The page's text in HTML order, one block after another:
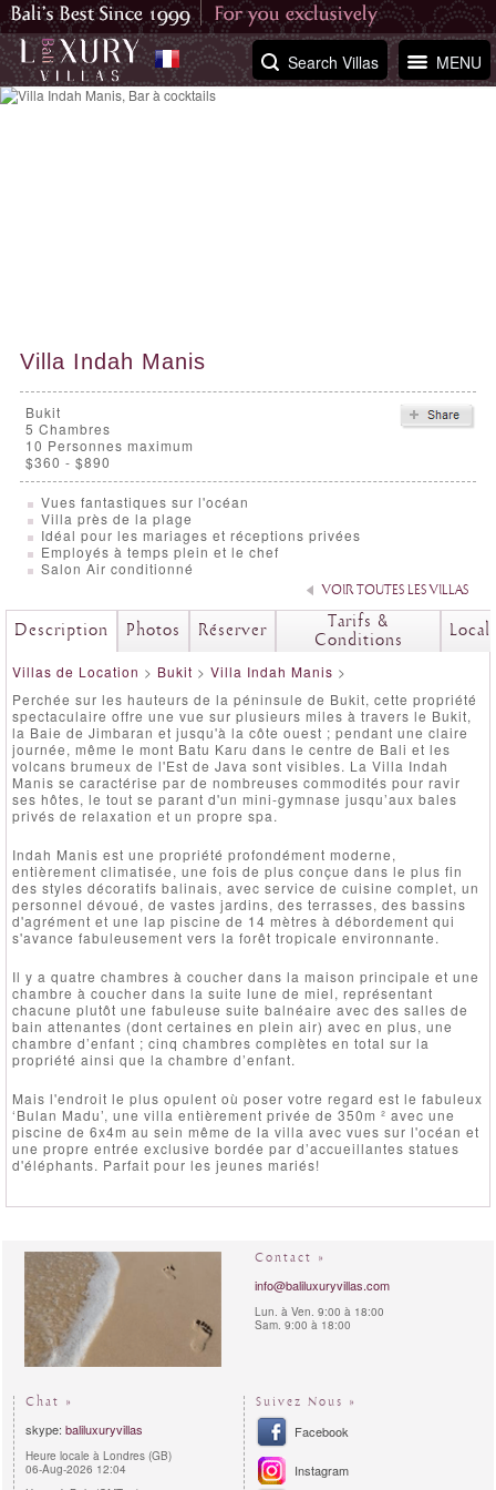
MENU
Search Villas
Villa Indah Manis
Bukit
5 Chambres
10 Personnes maximum
$360 - $890
Vues fantastiques sur l'océan
Villa près de la plage
Idéal pour les mariages et réceptions privées
Employés à temps plein et le chef
Salon Air conditionné
VOIR TOUTES LES VILLAS
Description Photos Réserver
Tarifs &
Conditions
Villas de Location > Bukit > Villa Indah Manis >
Perchée sur les hauteurs de la péninsule de Bukit, cette propriété
spectaculaire offre une vue sur plusieurs miles à travers le Bukit,
la Baie de Jimbaran et jusqu'à la côte ouest ; pendant une claire
journée, même le mont Batu Karu dans le centre de Bali et les
volcans brumeux de l'Est de Java sont visibles. La Villa Indah
Manis se caractérise par de nombreuses commodités pour ravir
ses hôtes, le tout se parant d'un mini-gymnase jusqu’aux bales
privés de relaxation et un propre spa.
Indah Manis est une propriété profondément moderne,
entièrement climatisée, une fois de plus conçue dans le plus fin
des styles décoratifs balinais, avec service de cuisine complet, un
personnel dévoué, de vastes jardins, des terrasses, des bassins
d'agrément et une lap piscine de 14 mètres à débordement qui
s'avance fabuleusement vers la forêt tropicale environnante.
Il y a quatre chambres à coucher dans la maison principale et une
chambre à coucher dans la suite lune de miel, représentant
chacune plutôt une fabuleuse suite balnéaire avec des salles de
bain attenantes (dont certaines en plein air) avec en plus, une
chambre d’enfant ; cinq chambres complètes en total sur la
propriété ainsi que la chambre d’enfant.
Mais l'endroit le plus opulent où poser votre regard est le fabuleux
‘Bulan Madu’, une villa entièrement privée de 350m ² avec une
piscine de 6x4m au sein même de la villa avec vues sur l'océan et
une propre entrée exclusive bordée par d’accueillantes statues
d'éléphants. Parfait pour les jeunes mariés!
Contact »
info@baliluxuryvillas.com
Lun. à Ven. 9:00 à 18:00
Sam. 9:00 à 18:00
Chat »
skype: baliluxuryvillas
Heure locale à Londres (GB)
06-Aug-2026 12:04
Suivez Nous »
Facebook
Instagram